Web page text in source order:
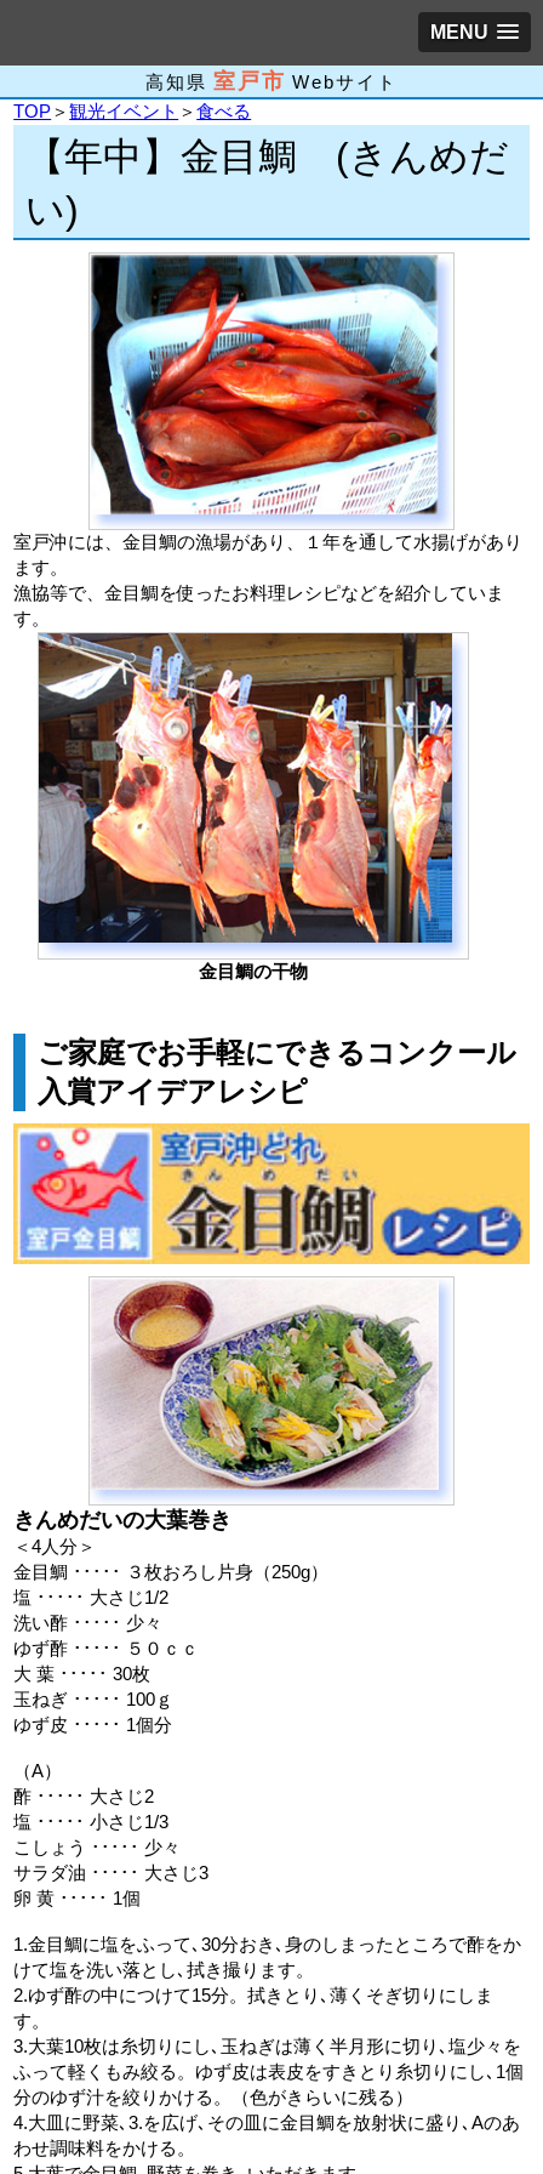
MENU
高知県 室戸市 Webサイト
TOP＞観光イベント ＞食べる
【年中】金目鯛 (きんめだ
い)
室戸沖には、金目鯛の漁場があり、１年を通して水揚げがあり
ます。
漁協等で、金目鯛を使ったお料理レシピなどを紹介していま
す。
金目鯛の干物
ご家庭でお手軽にできるコンクール
入賞アイデアレシピ
きんめだいの大葉巻き
＜4人分＞
金目鯛 ･････ ３枚おろし片身（250g）
塩 ･････ 大さじ1/2
洗い酢 ･････ 少々
ゆず酢 ･････ ５０ｃｃ
大 葉 ･････ 30枚
玉ねぎ ･････ 100ｇ
ゆず皮 ･････ 1個分
（A）
酢 ･････ 大さじ2
塩 ･････ 小さじ1/3
こしょう ･････ 少々
サラダ油 ･････ 大さじ3
卵 黄 ･････ 1個
1.金目鯛に塩をふって､30分おき､身のしまったところで酢をか
けて塩を洗い落とし､拭き撮ります。
2.ゆず酢の中につけて15分。拭きとり､薄くそぎ切りにしま
す。
3.大葉10枚は糸切りにし､玉ねぎは薄く半月形に切り､塩少々を
ふって軽くもみ絞る。ゆず皮は表皮をすきとり糸切りにし､1個
分のゆず汁を絞りかける。（色がきらいに残る）
4.大皿に野菜､3.を広げ､その皿に金目鯛を放射状に盛り､Aのあ
わせ調味料をかける。